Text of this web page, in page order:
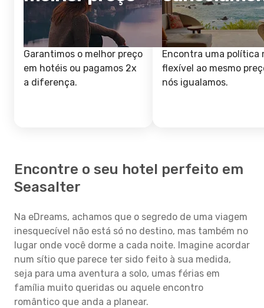
Garantimos o melhor preço
em hotéis ou pagamos 2x
a diferença.
Encontra uma política
flexível ao mesmo
nós igualamos.
Encontre o seu hotel perfeito em
Seasalter
Na eDreams, achamos que o segredo de uma viagem
inesquecível não está só no destino, mas também no
lugar onde você dorme a cada noite. Imagine acordar
num sítio que parece ter sido feito à sua medida,
seja para uma aventura a solo, umas férias em
família muito queridas ou aquele encontro
romântico que anda a planear.